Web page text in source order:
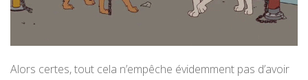
Alors certes, tout cela n’empêche évidemment pas d’avoir